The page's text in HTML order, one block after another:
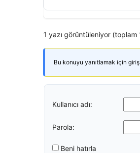
1 yazı görüntüleniyor (toplam
Bu konuyu yanıtlamak için giriş
Kullanıcı adı:
Parola:
Beni hatırla